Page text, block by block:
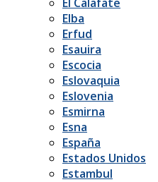
Elba
Erfud
Esauira
Escocia
Eslovaquia
Eslovenia
Esmirna
Esna
España
Estados Unidos
Estambul